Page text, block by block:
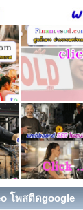
โพสติดgoogle